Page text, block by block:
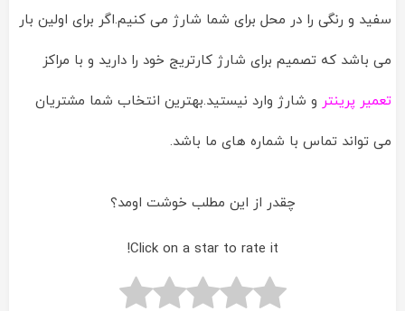
سفید و رنگی را در محل برای شما شارژ می کنیم.اگر برای اولین بار
می باشد که تصمیم برای شارژ کارتریج خود را دارید و با مراکز
تعمیر پرینتر و شارژ وارد نیستید.بهترین انتخاب شما مشتریان
می تواند تماس با شماره های ما باشد.
چقدر از این مطلب خوشت اومد؟
Click on a star to rate it!